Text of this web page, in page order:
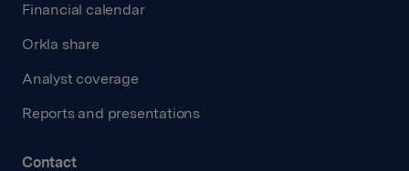
Financial calendar
Orkla share
Analyst coverage
Reports and presentations
Contact